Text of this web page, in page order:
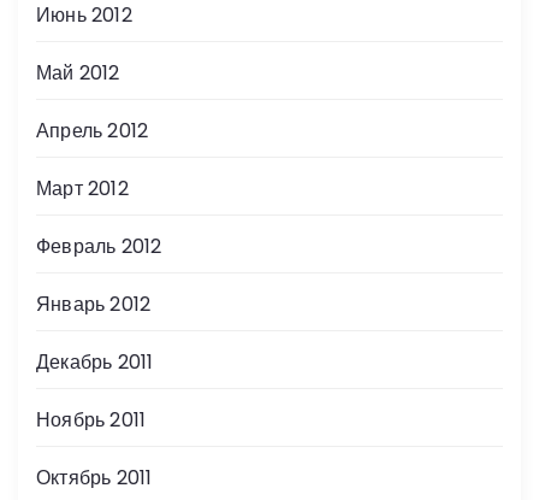
Июнь 2012
Май 2012
Апрель 2012
Март 2012
Февраль 2012
Январь 2012
Декабрь 2011
Ноябрь 2011
Октябрь 2011